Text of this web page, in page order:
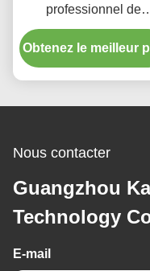
professionnel de
l'usinage des
pour les pièces de
machines
Obtenez le meilleur
Nous contacter
Guangzhou
Technology
E-mail